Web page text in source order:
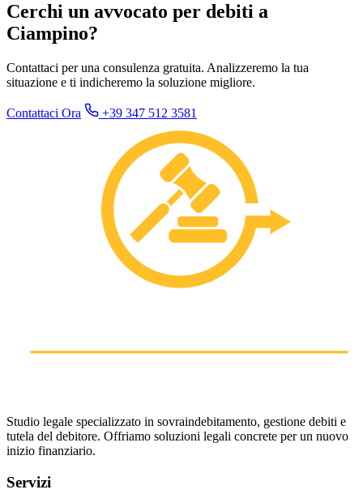
Cerchi un avvocato per debiti a
Ciampino?
Contattaci per una consulenza gratuita. Analizzeremo la tua
situazione e ti indicheremo la soluzione migliore.
Contattaci Ora +39 347 512 3581
Studio legale specializzato in sovraindebitamento, gestione debiti e
tutela del debitore. Offriamo soluzioni legali concrete per un nuovo
inizio finanziario.
Servizi